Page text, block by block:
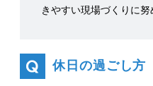
きやすい現場づくりに
休日の過ごし方